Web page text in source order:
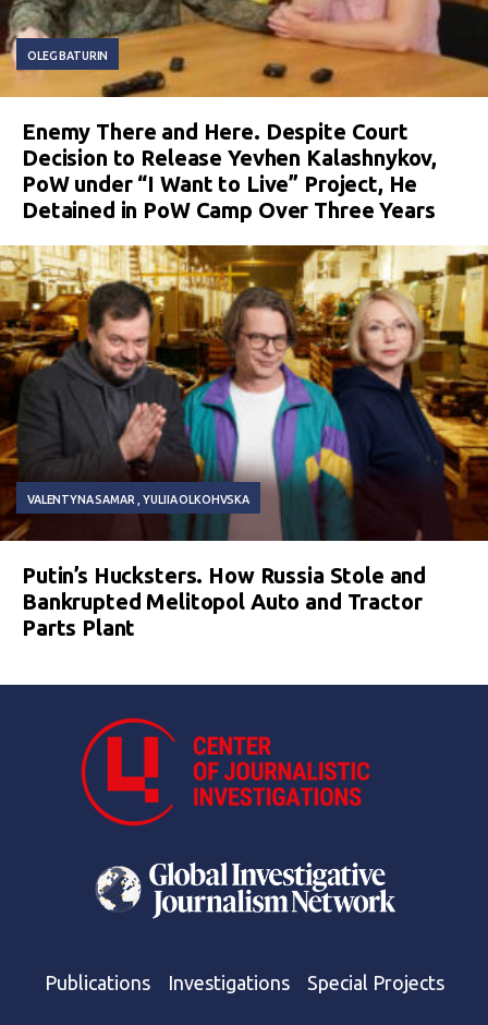
OLEG BATURIN
Enemy There and Here. Despite Court
Decision to Release Yevhen Kalashnykov,
PoW under “I Want to Live” Project, He
Detained in PoW Camp Over Three Years
VALENTYNA SAMAR YULIIA OLKOHVSKA
Putin’s Hucksters. How Russia Stole and
Bankrupted Melitopol Auto and Tractor
Parts Plant
Publications Investigations Special Projects